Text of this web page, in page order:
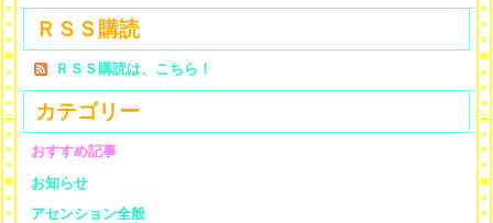
ＲＳＳ購読
ＲＳＳ購読は、こちら！
カテゴリー
おすすめ記事
お知らせ
アセンション全般